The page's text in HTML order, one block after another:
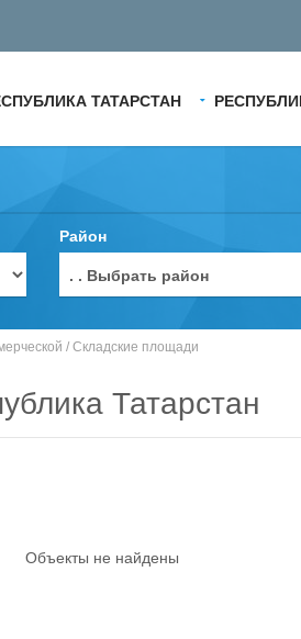
ТАТАРСТАН
Район
. . Выбрать район
/ Складские площади
Татарстан
Объекты не найдены